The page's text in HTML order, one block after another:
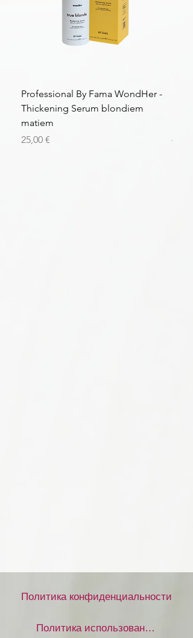
Professional By Fama WondHer -
Thickening Serum blondiem
matiem
Цена
25,00 €
Цена
43,56
Политика конфиденциальности
Политика использования файлов cookie